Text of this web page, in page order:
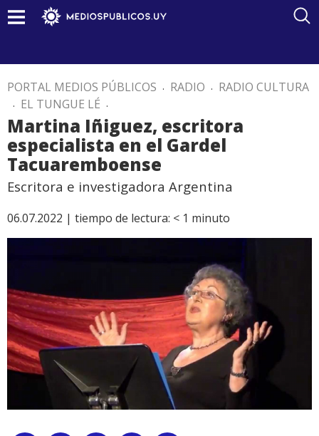
PORTAL MEDIOS PÚBLICOS . RADIO . RADIO CULTURA
. EL TUNGUE LÉ .
Martina Iñiguez, escritora
especialista en el Gardel
Tacuaremboense
Escritora e investigadora Argentina
06.07.2022 | tiempo de lectura: < 1 minuto